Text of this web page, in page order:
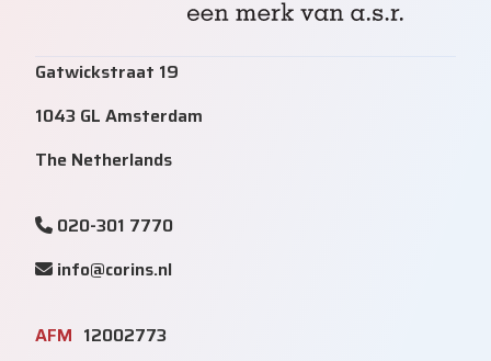
Gatwickstraat 19
1043 GL Amsterdam
The Netherlands
020-301 7770
info@corins.nl
AFM 12002773